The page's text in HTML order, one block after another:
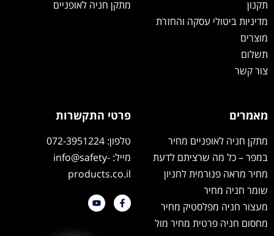
תקנון
מדיניות ביטולי עסקה והחזרת
מוצרים
תשלום
צור קשר
מתקן חניה לאופניים
מאמרים
מתקן חניה לאופניים מחיר
במפר – כל מה שרציתם לדעת
מחיר מראה פנורמית לחניון
שומר חניה מחיר
מעצור חניה מפלסטיק מחיר
מחסום חניה פרטית מחיר מול
פרטי התקשרות
טלפון: 072-3951224
מייל: info@safety-
products.co.il